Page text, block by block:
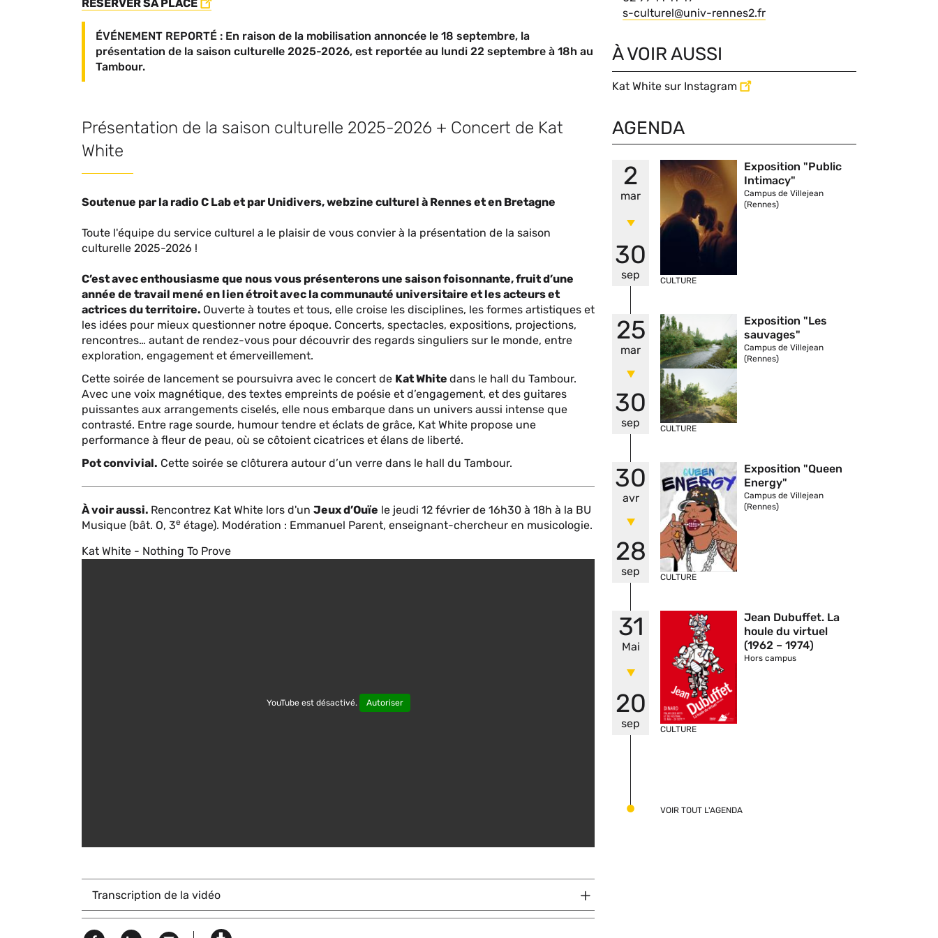
RÉSERVER SA PLACE
ÉVÉNEMENT REPORTÉ : En raison de la mobilisation annoncée le 18 septembre, la
présentation de la saison culturelle 2025-2026, est reportée au lundi 22 septembre à 18h au
Tambour.
Présentation de la saison culturelle 2025-2026 + Concert de Kat
White
Soutenue par la radio C Lab et par Unidivers, webzine culturel à Rennes et en Bretagne
Toute l'équipe du service culturel a le plaisir de vous convier à la présentation de la saison
culturelle 2025-2026 !
C’est avec enthousiasme que nous vous présenterons une saison foisonnante, fruit d’une
année de travail mené en lien étroit avec la communauté universitaire et les acteurs et
actrices du territoire. Ouverte à toutes et tous, elle croise les disciplines, les formes artistiques et
les idées pour mieux questionner notre époque. Concerts, spectacles, expositions, projections,
rencontres… autant de rendez-vous pour découvrir des regards singuliers sur le monde, entre
exploration, engagement et émerveillement.
Cette soirée de lancement se poursuivra avec le concert de Kat White dans le hall du Tambour.
Avec une voix magnétique, des textes empreints de poésie et d’engagement, et des guitares
puissantes aux arrangements ciselés, elle nous embarque dans un univers aussi intense que
contrasté. Entre rage sourde, humour tendre et éclats de grâce, Kat White propose une
performance à fleur de peau, où se côtoient cicatrices et élans de liberté.
Pot convivial. Cette soirée se clôturera autour d’un verre dans le hall du Tambour.
À voir aussi. Rencontrez Kat White lors d'un Jeux d’Ouïe le jeudi 12 février de 16h30 à 18h à la BU
Musique (bât. O, 3e étage). Modération : Emmanuel Parent, enseignant-chercheur en musicologie.
Kat White - Nothing To Prove
YouTube est désactivé. Autoriser
Titre
du
Transcription de la vidéo
du
Courriel
s-culturel@univ-rennes2.fr
À VOIR AUSSI
Kat White sur Instagram
AGENDA
2
mar
30
sep
Vignette
Exposition "Public
Intimacy"
Campus de Villejean
(Rennes)
CULTURE
25
mar
30
sep
Vignette
Exposition "Les
sauvages"
Campus de Villejean
(Rennes)
CULTURE
30
avr
28
sep
Vignette
Exposition "Queen
Energy"
Campus de Villejean
(Rennes)
CULTURE
31
Mai
20
sep
Vignette
Jean Dubuffet. La
houle du virtuel
(1962 – 1974)
Hors campus
CULTURE
VOIR TOUT L'AGENDA